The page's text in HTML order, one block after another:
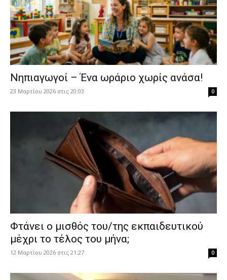
Νηπιαγωγοί – Ένα ωράριο χωρίς ανάσα!
23 Μαρτίου 2026 στις 20:03 0
Φτάνει ο μισθός του/της εκπαιδευτικού
μέχρι το τέλος του μήνα;
12 Μαρτίου 2026 στις 21:27 0